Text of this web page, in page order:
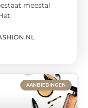
meestal
AANBIEDINGEN